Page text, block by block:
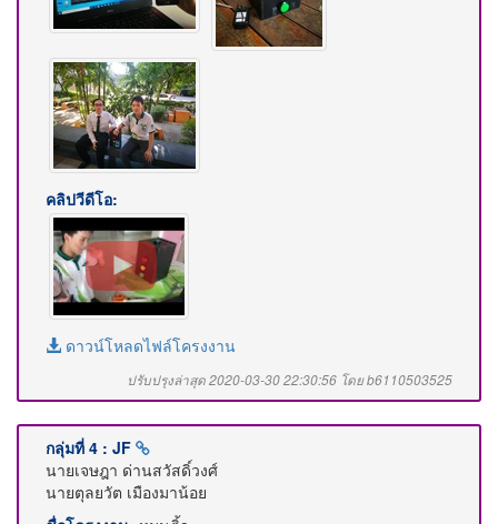
คลิปวีดีโอ:
ดาวน์โหลดไฟล์โครงงาน
ปรับปรุงล่าสุด 2020-03-30 22:30:56 โดย b6110503525
กลุ่มที่ 4 : JF
นายเจษฎา ด่านสวัสดิ์วงศ์
นายตุลยวัต เมืองมาน้อย